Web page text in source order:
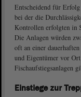
Entscheidend für
bei der die
Kontrollen erfolgten in
Die Anlagen würden
oft an einer
und Eigentümer vor
Fischaufstiegsanlagen
Einstiege zur